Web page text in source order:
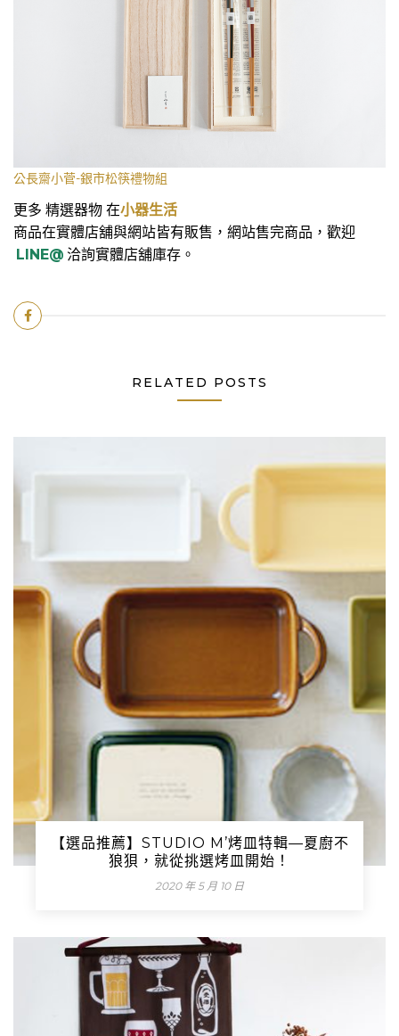
公長齋小菅-銀市松筷禮物組
更多 精選器物 在小器生活
商品在實體店舖與網站皆有販售，網站售完商品，歡迎
LINE@ 洽詢實體店舖庫存。
RELATED POSTS
【選品推薦】STUDIO M’烤皿特輯—夏廚不
狼狽，就從挑選烤皿開始！
2020 年 5 月 10 日